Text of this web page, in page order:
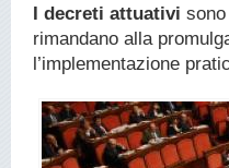
I decreti attuativi
rimandano alla
l’implementazione